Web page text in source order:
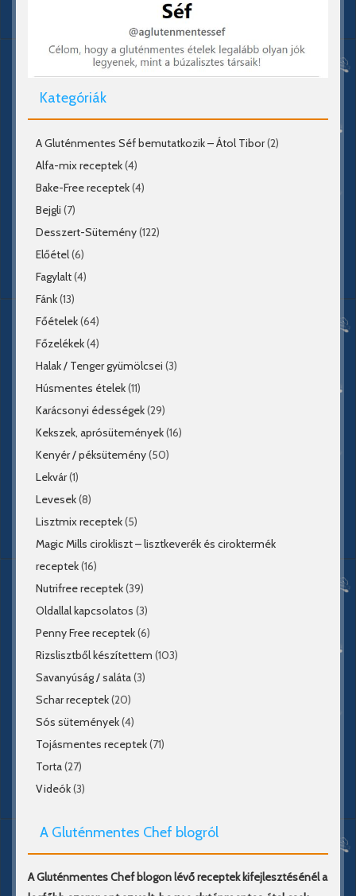
Kategóriák
A Gluténmentes Séf bemutatkozik – Átol Tibor(2)
Alfa-mix receptek(4)
Bake-Free receptek(4)
Bejgli (7)
Desszert-Sütemény(122)
Előétel(6)
Fagylalt(4)
Fánk(13)
Főételek(64)
Főzelékek(4)
Halak / Tenger gyümölcsei (3)
Húsmentes ételek(11)
Karácsonyi édességek(29)
Kekszek, aprósütemények(16)
Kenyér / péksütemény(50)
Lekvár(1)
Levesek(8)
Lisztmix receptek(5)
Magic Mills cirokliszt – lisztkeverék és ciroktermék
receptek(16)
Nutrifree receptek(39)
Oldallal kapcsolatos (3)
Penny Free receptek(6)
Rizslisztből készítettem (103)
Savanyúság / saláta(3)
Schar receptek(20)
Sós sütemények(4)
Tojásmentes receptek(71)
Torta(27)
Videók(3)
A Gluténmentes Chef blogról
A Gluténmentes Chef blogon lévő receptek kifejlesztésénél a